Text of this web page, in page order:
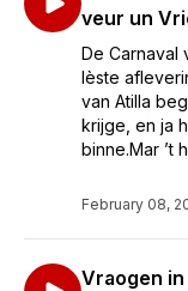
veur un
De Carnaval
lèste
van Atilla
krijge, en ja
binne.Mar ’t
February 08,
Vraogen